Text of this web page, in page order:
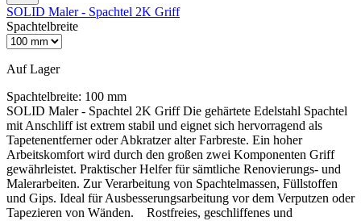
SOLID Maler - Spachtel 2K Griff
Spachtelbreite
Auf Lager
Spachtelbreite: 100 mm
SOLID Maler - Spachtel 2K Griff Die gehärtete Edelstahl Spachtel
mit Anschliff ist extrem stabil und eignet sich hervorragend als
Tapetenentferner oder Abkratzer alter Farbreste. Ein hoher
Arbeitskomfort wird durch den großen zwei Komponenten Griff
gewährleistet. Praktischer Helfer für sämtliche Renovierungs- und
Malerarbeiten. Zur Verarbeitung von Spachtelmassen, Füllstoffen
und Gips. Ideal für Ausbesserungsarbeitung vor dem Verputzen oder
Tapezieren von Wänden. Rostfreies, geschliffenes und